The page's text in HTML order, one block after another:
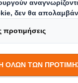
να είμαστε
συσκευασίας
και την